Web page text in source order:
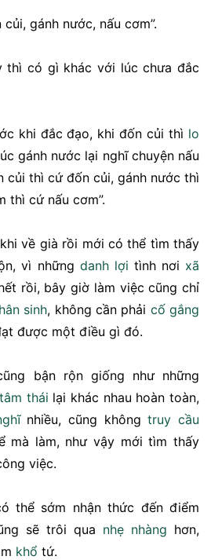
gánh nước, nấu cơm”.
thì có gì khác với lúc chưa đắc
khi đắc đạo, khi đốn củi thì lo
gánh nước lại nghĩ chuyện nấu
củi thì cứ đốn củi, gánh nước thì
thì cứ nấu cơm”.
về già rồi mới có thể tìm thấy
vì những danh lợi tình nơi xã
rồi, bây giờ làm việc cũng chỉ
sinh, không cần phải cố gắng
được một điều gì đó.
bận rộn giống như những
tâm thái lại khác nhau hoàn toàn,
nhiều, cũng khôngtruy cầu
mà làm, như vậy mới tìm thấy
việc.
thể sớm nhận thức đến điểm
sẽ trôi qua nhẹ nhàng hơn,
khổ tứ.